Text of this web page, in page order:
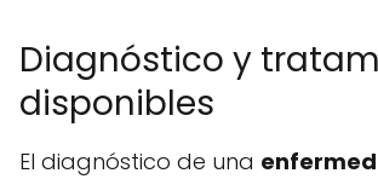
Diagnóstico y
disponibles
El diagnóstico de una